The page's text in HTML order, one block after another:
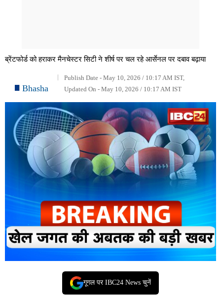
ब्रेंटफोर्ड को हराकर मैनचेस्टर सिटी ने शीर्ष पर चल रहे आर्सेनल पर दबाव बढ़ाया
Bhasha
Publish Date - May 10, 2026 / 10:17 AM IST,
Updated On - May 10, 2026 / 10:17 AM IST
गूगल पर IBC24 News चुनें